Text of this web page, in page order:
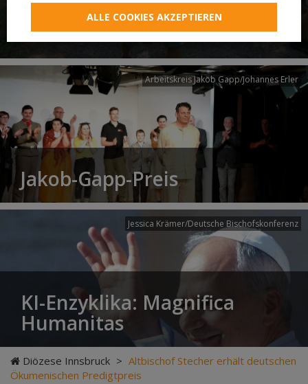
Neuer Pilgerweg Via
Laudato si’
Arbeitskreis Jakob Gapp/Johannes Erler
Jakob-Gapp-Preis
Jessica Krämer/Deutsche Bischofskonferenz
KI-Enzyklika: Magnifica
Humanitas
Diözese Innsbruck > Altbischof Stecher erhält deutschen
Ökumenischen Predigtpreis
ALLE COOKIES AKZEPTIEREN